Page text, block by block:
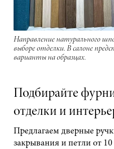
Направление натурального
выборе отделки. В салоне
варианты на образцах.
Подбирайте
отделки и
Предлагаем дверные
закрывания и петли от